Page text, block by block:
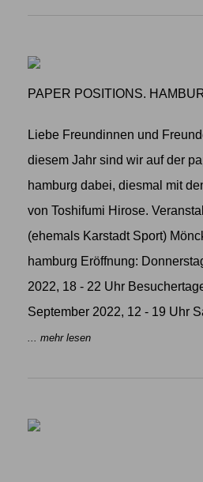
PAPER POSITIONS.
Liebe Freundinnen und
diesem Jahr sind wir auf der
hamburg dabei, diesmal mit
von Toshifumi Hirose.
(ehemals Karstadt Sport)
hamburg Eröffnung:
2022, 18 - 22 Uhr
September 2022, 12 - 19 Uhr
... mehr lesen